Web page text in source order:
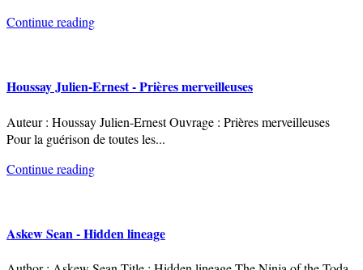
Continue reading
Houssay Julien-Ernest - Prières merveilleuses
Auteur : Houssay Julien-Ernest Ouvrage : Prières merveilleuses
Pour la guérison de toutes les...
Continue reading
Askew Sean - Hidden lineage